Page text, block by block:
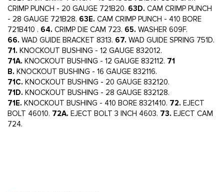
CRIMP PUNCH - 20 GAUGE 721B20. 63D. CAM CRIMP PUNCH
- 28 GAUGE 721B28. 63E. CAM CRIMP PUNCH - 410 BORE
721B410 . 64. CRIMP DIE CAM 723. 65. WASHER 609F.
66. WAD GUIDE BRACKET 8313. 67. WAD GUIDE SPRING 751D.
71. KNOCKOUT BUSHING - 12 GAUGE 832012.
71A. KNOCKOUT BUSHING - 12 GAUGE 832112. 71
B. KNOCKOUT BUSHING - 16 GAUGE 832116.
71C. KNOCKOUT BUSHING - 20 GAUGE 832120.
71D. KNOCKOUT BUSHING - 28 GAUGE 832128.
71E. KNOCKOUT BUSHING - 410 BORE 8321410. 72. EJECT
BOLT 46010. 72A. EJECT BOLT 3 INCH 4603. 73. EJECT CAM
724.